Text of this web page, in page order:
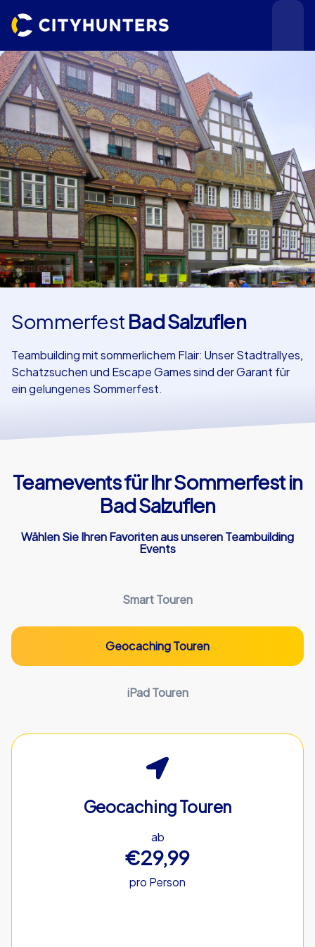
Teamevents
Städte
Anlässe
Sommerfest Bad Salzuflen
Teambuilding mit sommerlichem Flair: Unser Stadtrallyes,
Schatzsuchen und Escape Games sind der Garant für
ein gelungenes Sommerfest.
Teamevents für Ihr Sommerfest in
Bad Salzuflen
Wählen Sie Ihren Favoriten aus unseren Teambuilding
Events
Smart Touren
Geocaching Touren
iPad Touren
Geocaching Touren
ab
€29,99
pro Person